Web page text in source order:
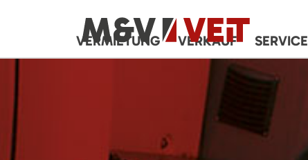
VERMIETUNG VERKAUF SERVICE